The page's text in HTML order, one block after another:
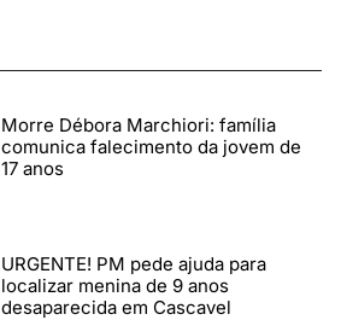
Morre Débora Marchiori: família
comunica falecimento da jovem de
17 anos
URGENTE! PM pede ajuda para
localizar menina de 9 anos
desaparecida em Cascavel